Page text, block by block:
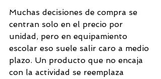
Muchas decisiones de compra se
centran solo en el precio por
unidad, pero en equipamiento
escolar eso suele salir caro a medio
plazo. Un producto que no encaja
con la actividad se reemplaza